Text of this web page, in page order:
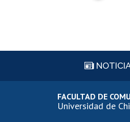
FACULTAD DE
Universidad de